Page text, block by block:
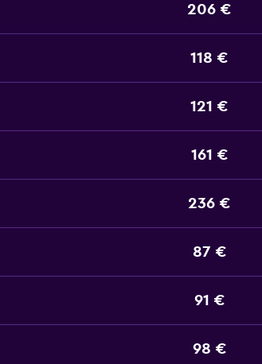
206 €
118 €
121 €
161 €
236 €
87 €
91 €
98 €